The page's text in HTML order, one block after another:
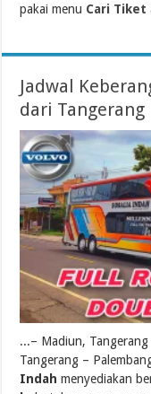
pakai menu Cari Tiket
Jadwal
dari Tangerang
...– Madiun, Tangerang
Tangerang –
Indah menyediakan